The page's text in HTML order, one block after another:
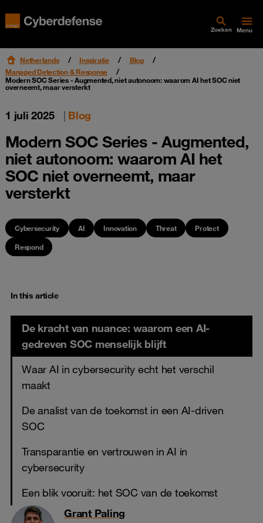
Zoeken Menu
Netherlands Inspiratie
Blog
Managed Detection & Response
Modern SOC Series - Augmented, niet autonoom: waarom AI het SOC niet
overneemt, maar versterkt
1 juli 2025 | Blog
Modern SOC Series - Augmented,
niet autonoom: waarom AI het
SOC niet overneemt, maar
versterkt
Cybersecurity AI Innovation Threat
Protect
Respond
In this article
De kracht van nuance: waarom een AI-
gedreven SOC menselijk blijft
Waar AI in cybersecurity echt het verschil
maakt
De analist van de toekomst in een AI-driven
SOC
Transparantie en vertrouwen in AI in
cybersecurity
Een blik vooruit: het SOC van de toekomst
Grant Paling